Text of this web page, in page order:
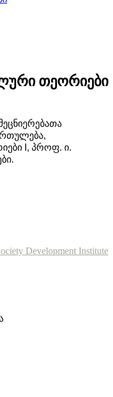
თეორიები
I, პროფ. ი.
Development Institute